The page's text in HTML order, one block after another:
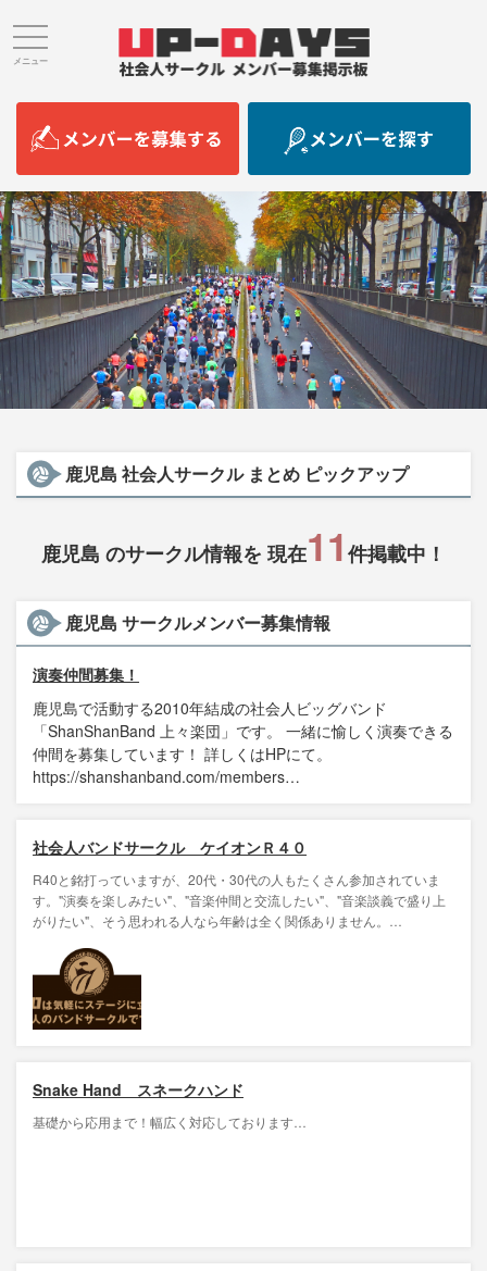
メニュー
鹿児島 社会人サークル まとめ ピックアップ
鹿児島 のサークル情報を 現在11件掲載中！
鹿児島 サークルメンバー募集情報
演奏仲間募集！
鹿児島で活動する2010年結成の社会人ビッグバンド
「ShanShanBand 上々楽団」です。 一緒に愉しく演奏できる
仲間を募集しています！ 詳しくはHPにて。
https://shanshanband.com/members…
社会人バンドサークル ケイオンＲ４０
R40と銘打っていますが、20代・30代の人もたくさん参加されていま
す。"演奏を楽しみたい"、"音楽仲間と交流したい"、"音楽談義で盛り上
がりたい"、そう思われる人なら年齢は全く関係ありません。…
Snake Hand スネークハンド
基礎から応用まで！幅広く対応しております…